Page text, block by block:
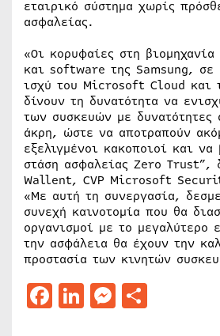
εταιρικό σύστημα χωρίς
ασφαλείας.
«Οι κορυφαίες στη
και software της Samsung, σε
ισχύ του Microsoft Cloud και
δίνουν τη δυνατότητα να
των συσκευών με δυνατότητες
άκρη, ώστε να αποτραπούν
εξελιγμένοι κακοποιοί και να
στάση ασφαλείας Zero
Wallent, CVP Microsoft
«Με αυτή τη συνεργασία,
συνεχή καινοτομία που θα
οργανισμοί με το μεγαλύτερο
την ασφάλεια θα έχουν την
προστασία των κινητών
Facebook
LinkedIn